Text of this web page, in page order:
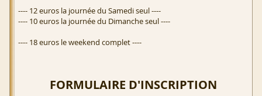
---- 12 euros la journée du Samedi seul ----
---- 10 euros la journée du Dimanche seul ----
---- 18 euros le weekend complet ----
FORMULAIRE D'INSCRIPTION